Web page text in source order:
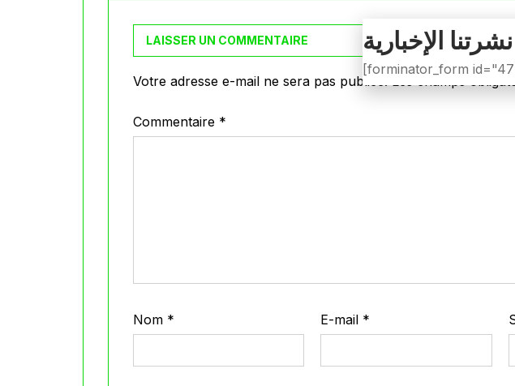
LAISSER UN COMMENTAIRE
Votre adresse e-mail ne sera pas publiée. Les champs
Commentaire *
Nom * E-mail *
[forminator_form